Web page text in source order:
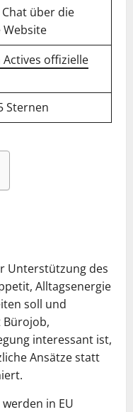
Chat über die
offizielle
Sternen
Unterstützung des
Alltagsenergie
soll und
Bürojob,
interessant ist,
Ansätze statt
in EU